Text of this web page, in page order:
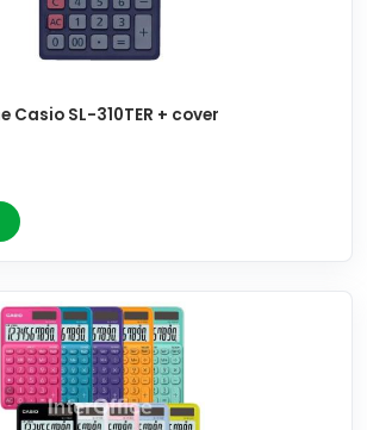
Casio SL-310TER + cover